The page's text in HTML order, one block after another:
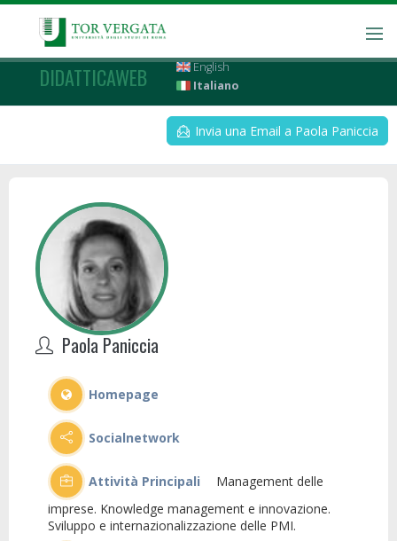
DIDATTICAWEB
English
Italiano
Invia una Email a Paola Paniccia
Paola Paniccia
Homepage
Socialnetwork
Attività Principali
imprese. Knowledge management e innovazione.
Sviluppo e internazionalizzazione delle PMI.